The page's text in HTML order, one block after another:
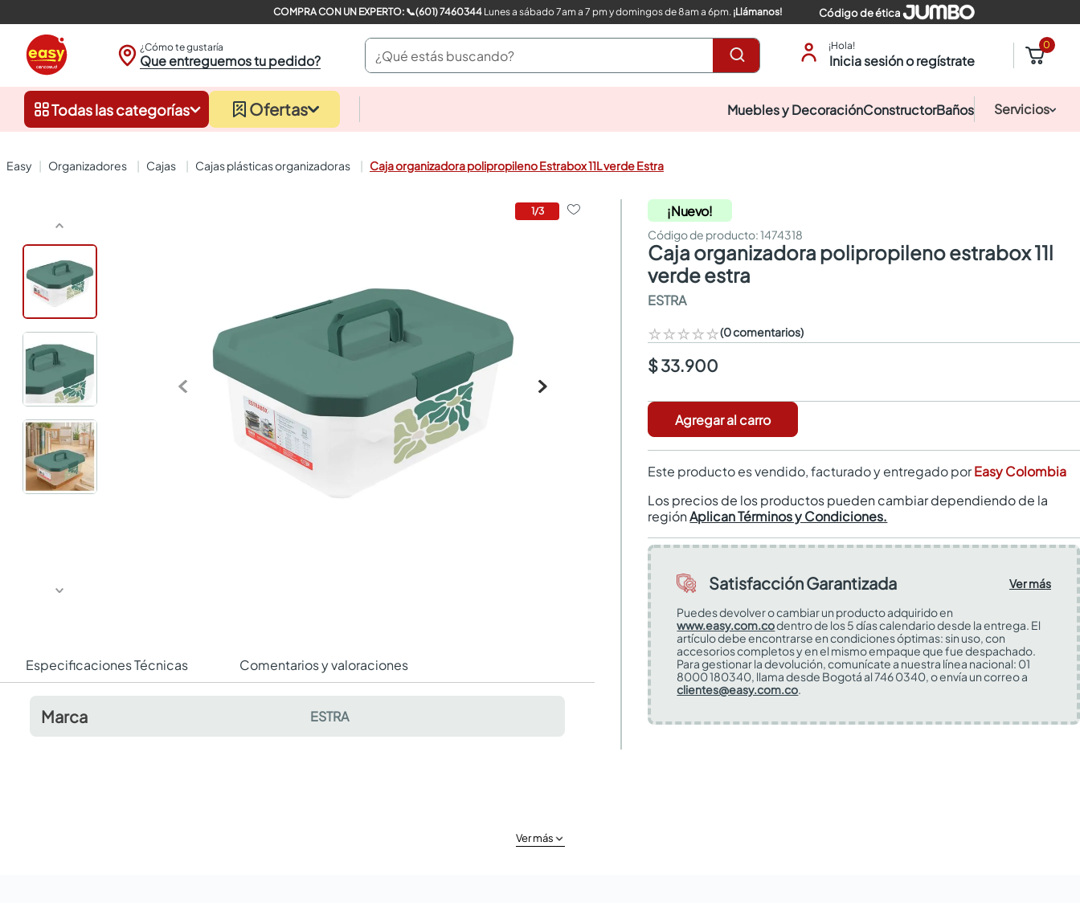
COMPRA CON UN EXPERTO: 📞(601) 7460344Lunes a sábado 7am a 7 pm y domingos de 8am a 6pm. ¡Llámanos! Código de ética
¿Cómo te gustaría
Que entreguemos tu pedido?
¿Qué estás buscando? ¡Hola!
Inicia sesión o regístrate
0
Todas las categorías Ofertas Muebles y DecoraciónConstructorBaños Servicios
organizadores cajas cajas plásticas organizadoras Caja organizadora polipropileno Estrabox 11L verde Estra
1/3
Especificaciones Técnicas Comentarios y valoraciones
Marca ESTRA
¡Nuevo!
:1474318
caja organizadora polipropileno estrabox 11l
verde estra
ESTRA
☆☆☆☆☆(0 comentarios)
$ 33.900
Agregar al carro
Este producto es vendido, facturado y entregado porEasy Colombia
Los precios de los productos pueden cambiar dependiendo de la
regiónAplican Términos y Condiciones.
Satisfacción Garantizada
Ver más
Puedes devolver o cambiar un producto adquirido en
www.easy.com.codentro de los 5 días calendario desde la entrega. El
artículo debe encontrarse en condiciones óptimas: sin uso, con
accesorios completos y en el mismo empaque que fue despachado.
Para gestionar la devolución, comunícate a nuestra línea nacional: 01
8000 180340, llama desde Bogotá al 746 0340, o envía un correo a
clientes@easy.com.co.
Ver más
closet
sanitarios